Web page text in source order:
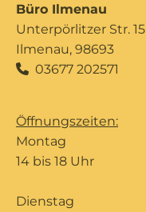
Büro Ilmenau
Unterpörlitzer Str. 15
Ilmenau, 98693
 03677 202571
Öffnungszeiten:
Montag
14 bis 18 Uhr
Dienstag